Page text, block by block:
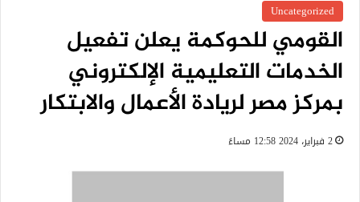
Uncategorized
القومي للحوكمة يعلن تفعيل
الخدمات التعليمية الإلكتروني
بمركز مصر لريادة الأعمال والابتكار
2 فبراير، 2024 12:58 مساءً